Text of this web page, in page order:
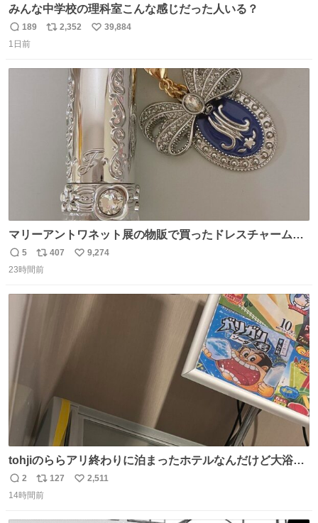
みんな中学校の理科室こんな感じだった人いる？
返
信
189
リ
2,352
い
39,884
1日前
マリーアントワネット展の物販で買ったドレスチャームを
流行りのめじるしアクセサリーにして、リップにつけた
り、同じく物販で購入したシュシュにつけたりしています
返
信
5
リ
ポ
407
い
9,274
23時間前
tohjiのららアリ終わりに泊まったホテルなんだけど大浴場
にアイス置いてあって バニラがこれだった 粋な計らいあり
がとう
返
信
2
リ
ポ
127
い
2,511
14時間前